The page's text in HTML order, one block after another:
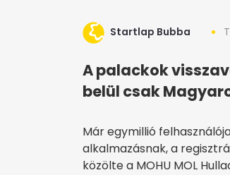
Startlap Bubba
A palackok
belül csak
Már egymillió
alkalmazásnak, a
közölte a MOHU MOL